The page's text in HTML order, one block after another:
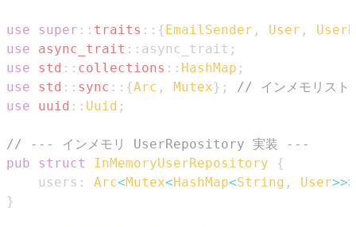
use super :: traits :: {EmailSender , User ,
use
async_trait :: async_trait ;
use
std :: collections :: HashMap ;
use
std :: sync :: {Arc , Mutex} ;
// インメモリスト
use
uuid :: Uuid ;
// --- インメモリ UserRepository 実装 ---
pub
struct InMemoryUserRepository
{
    users
: Arc<Mutex<HashMap<String , User>>>
}